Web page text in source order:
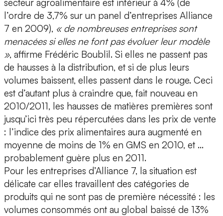
secteur agroalimentaire est inférieur à 4% (de
l’ordre de 3,7% sur un panel d’entreprises Alliance
7 en 2009), « de nombreuses entreprises sont
menacées si elles ne font pas évoluer leur modèle
», affirme Frédéric Boublil. Si elles ne passent pas
de hausses à la distribution, et si de plus leurs
volumes baissent, elles passent dans le rouge. Ceci
est d’autant plus à craindre que, fait nouveau en
2010/2011, les hausses de matières premières sont
jusqu’ici très peu répercutées dans les prix de vente
: l’indice des prix alimentaires aura augmenté en
moyenne de moins de 1% en GMS en 2010, et …
probablement guère plus en 2011.
Pour les entreprises d’Alliance 7, la situation est
délicate car elles travaillent des catégories de
produits qui ne sont pas de première nécessité : les
volumes consommés ont au global baissé de 13%